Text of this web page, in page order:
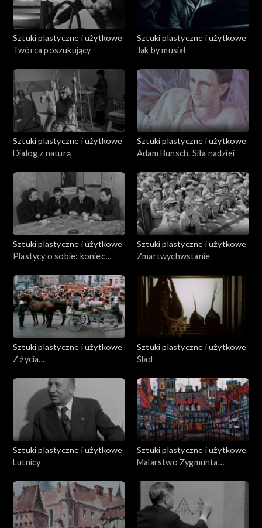
Sztuki plastyczne i użytkowe
Twórca poszukujący
Sztuki plastyczne i użytkowe
Jak by musiał
Sztuki plastyczne i użytkowe
Dialog z naturą
Sztuki plastyczne i użytkowe
Adam Bunsch. Siła nadziei
Sztuki plastyczne i użytkowe
Plastycy o sobie: koniec
Sztuki plastyczne i użytkowe
Zmartwychwstanie
Sztuki plastyczne i użytkowe
Z życia...
Sztuki plastyczne i użytkowe
Ślad
Sztuki plastyczne i użytkowe
Lutnicy
Sztuki plastyczne i użytkowe
Malarstwo Zygmunta